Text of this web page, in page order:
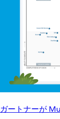
ガートナーが